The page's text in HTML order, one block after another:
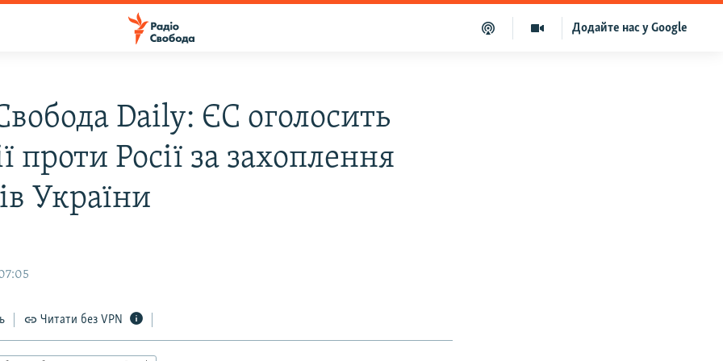
Додайте нас у Google
Daily: ЄС оголосить
проти Росії за захоплення
України
Читати без VPN